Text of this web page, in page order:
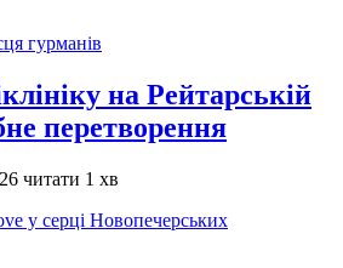
гурманів
на Рейтарській
перетворення
читати 1 хв